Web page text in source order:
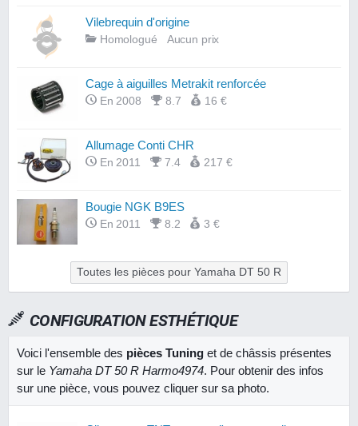
Vilebrequin d'origine
Homologué Aucun prix
Cage à aiguilles Metrakit renforcée
En 2008 8.7 16 €
Allumage Conti CHR
En 2011 7.4 217 €
Bougie NGK B9ES
En 2011 8.2 3 €
Toutes les pièces pour Yamaha DT 50 R
CONFIGURATION ESTHÉTIQUE
Voici l'ensemble des pièces Tuning et de châssis présentes
sur le Yamaha DT 50 R Harmo4974. Pour obtenir des infos
sur une pièce, vous pouvez cliquer sur sa photo.